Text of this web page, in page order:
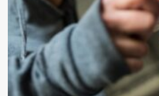
страху:
Вінниці
керівник
християнського
центру
ґвалтував
вихованок